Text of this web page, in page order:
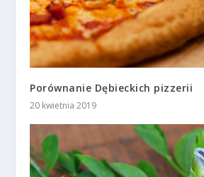
Porównanie Dębieckich pizzerii
20 kwietnia 2019